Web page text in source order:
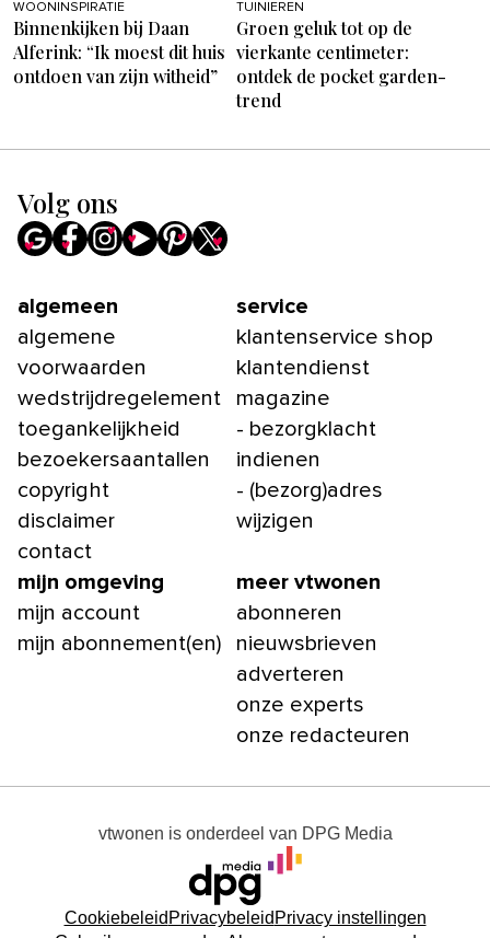
WOONINSPIRATIE
Binnenkijken bij Daan
Alferink: “Ik moest dit huis
ontdoen van zijn witheid”
TUINIEREN
Groen geluk tot op de
vierkante centimeter:
ontdek de pocket garden-
trend
Volg ons
algemeen
algemene
voorwaarden
wedstrijdregelement
toegankelijkheid
bezoekersaantallen
copyright
disclaimer
contact
service
klantenservice shop
klantendienst
magazine
- bezorgklacht
indienen
- (bezorg)adres
wijzigen
mijn omgeving
mijn account
mijn abonnement(en)
meer vtwonen
abonneren
nieuwsbrieven
adverteren
onze experts
onze redacteuren
vtwonen is onderdeel van DPG Media
Cookiebeleid Privacybeleid Privacy instellingen